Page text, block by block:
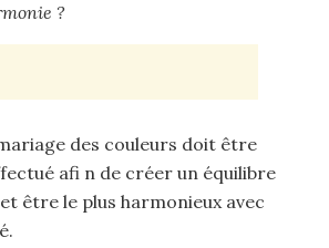
?
des couleurs doit être
afi n de créer un équilibre
être le plus harmonieux avec